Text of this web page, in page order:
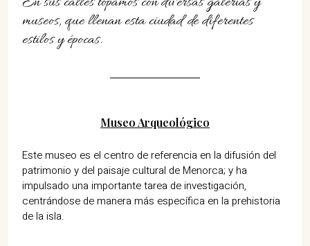
museos, que llenan esta ciudad de diferentes
estilos y épocas.
Museo Arqueológico
Este museo es el centro de referencia en la difusión del
patrimonio y del paisaje cultural de Menorca; y ha
impulsado una importante tarea de investigación,
centrándose de manera más específica en la prehistoria
de la isla.